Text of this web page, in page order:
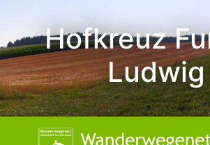
Hofkreuz
Ludwig